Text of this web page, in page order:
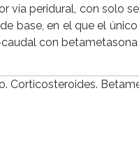
vía peridural, con solo
base, en el que el
con
Corticosteroides.